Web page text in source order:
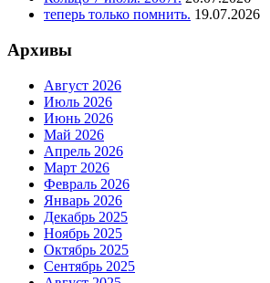
теперь только помнить. 19.07.2026
Архивы
Август 2026
Июль 2026
Июнь 2026
Май 2026
Апрель 2026
Март 2026
Февраль 2026
Январь 2026
Декабрь 2025
Ноябрь 2025
Октябрь 2025
Сентябрь 2025